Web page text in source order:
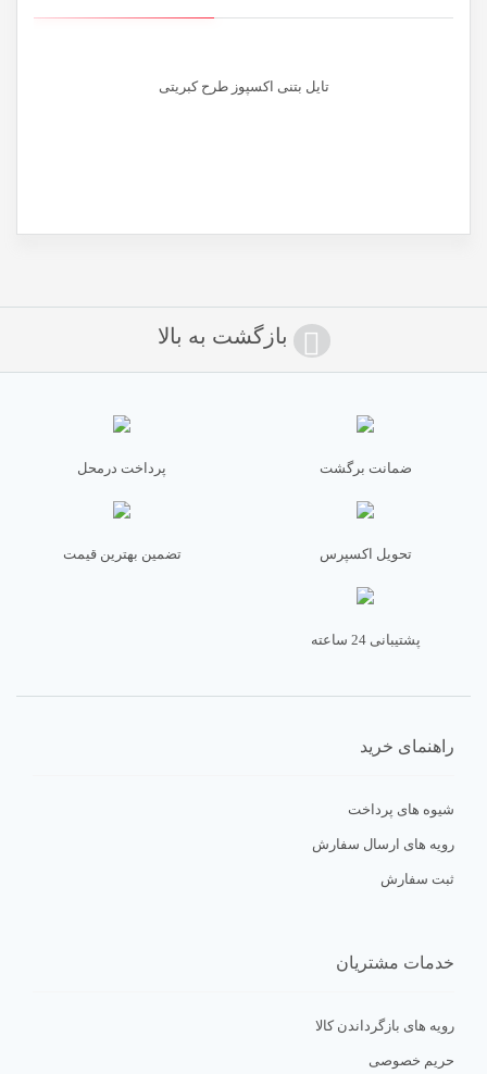
تایل بتنی اکسپوز طرح کبریتی
بازگشت به بالا
ضمانت برگشت پرداخت درمحل
تحویل اکسپرس تضمین بهترین قیمت
پشتیبانی 24 ساعته
راهنمای خرید
شیوه های پرداخت
رویه های ارسال سفارش
ثبت سفارش
خدمات مشتریان
رویه های بازگرداندن کالا
حریم خصوصی